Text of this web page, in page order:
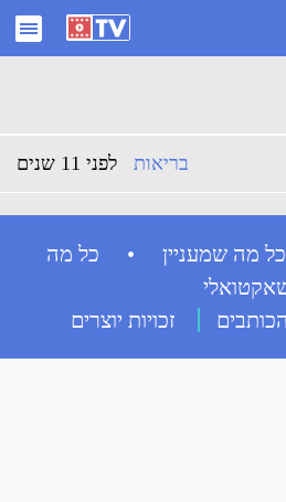
לפני 11 שנים בריאות
מה שמעניין • כל מה
זכויות יוצרים